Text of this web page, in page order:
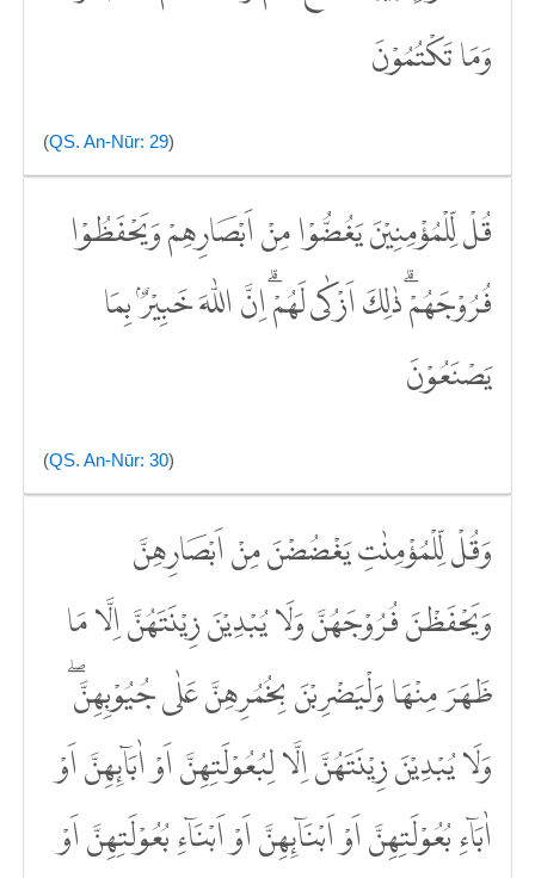
وَمَا تَكْتُمُوْنَ
(QS. An-Nūr: 29)
قُلْ لِّلْمُؤْمِنِيْنَ يَغُضُّوْا مِنْ اَبْصَارِهِمْ وَيَحْفَظُوْا
فُرُوْجَهُمْۗ ذٰلِكَ اَزْكٰى لَهُمْۗ اِنَّ اللّٰهَ خَبِيْرٌۢ بِمَا
يَصْنَعُوْنَ
(QS. An-Nūr: 30)
وَقُلْ لِّلْمُؤْمِنٰتِ يَغْضُضْنَ مِنْ اَبْصَارِهِنَّ
وَيَحْفَظْنَ فُرُوْجَهُنَّ وَلَا يُبْدِيْنَ زِيْنَتَهُنَّ اِلَّا مَا
ظَهَرَ مِنْهَا وَلْيَضْرِبْنَ بِخُمُرِهِنَّ عَلٰى جُيُوْبِهِنَّۖ
وَلَا يُبْدِيْنَ زِيْنَتَهُنَّ اِلَّا لِبُعُوْلَتِهِنَّ اَوْ اٰبَاۤىِٕهِنَّ اَوْ
اٰبَاۤءِ بُعُوْلَتِهِنَّ اَوْ اَبْنَاۤىِٕهِنَّ اَوْ اَبْنَاۤءِ بُعُوْلَتِهِنَّ اَوْ